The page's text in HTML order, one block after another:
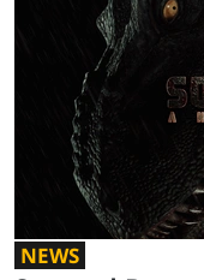
NEWS